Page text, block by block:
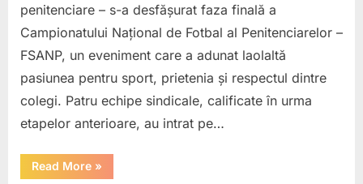
unității
și
de
echipă.
penitenciare – s-a desfășurat faza finală a
Campionatului Național de Fotbal al Penitenciarelor –
FSANP, un eveniment care a adunat laolaltă
pasiunea pentru sport, prietenia și respectul dintre
colegi. Patru echipe sindicale, calificate în urma
etapelor anterioare, au intrat pe…
Read More“Campionatul
Național
»